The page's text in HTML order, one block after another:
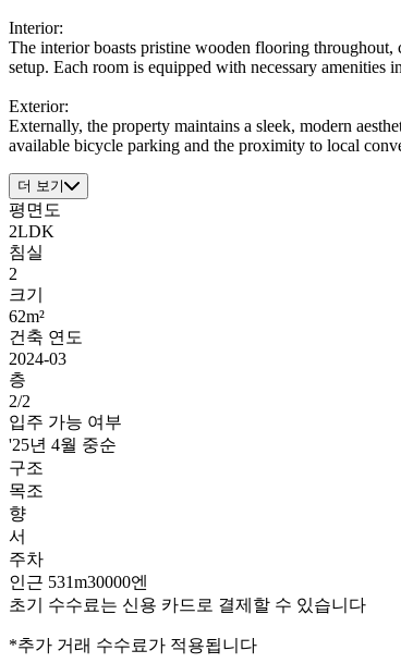
Interior:
The interior boasts pristine wooden flooring
setup. Each room is equipped with necessary
Exterior:
Externally, the property maintains a sleek, modern
available bicycle parking and the proximity to local
더 보기
평면도
2LDK
침실
2
크기
62m²
건축 연도
2024-03
층
2/2
입주 가능 여부
'25년 4월 중순
구조
목조
향
서
주차
인근 531m30000엔
초기 수수료는 신용 카드로 결제할 수 있습니다
*추가 거래 수수료가 적용됩니다